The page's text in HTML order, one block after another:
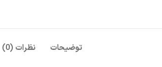
توضیحات نظرات (0)